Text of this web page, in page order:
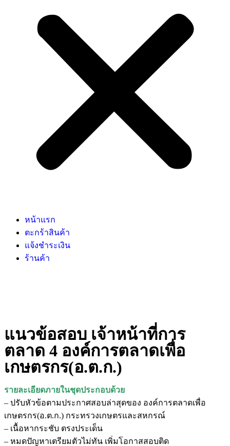
หน้าแรก
ตะกร้าสินค้า
แจ้งชำระเงิน
ร้านค้า
แนวข้อสอบ เจ้าหน้าที่การ
ตลาด 4 องค์การตลาดเพื่อ
เกษตรกร(อ.ต.ก.)
รายละเอียดภายในชุดประกอบด้วย
– ปรับหัวข้อตามประกาศสอบล่าสุดของ องค์การตลาดเพื่อ
เกษตรกร(อ.ต.ก.) กระทรวงเกษตรและสหกรณ์
– เนื้อหากระชับ ตรงประเด็น
– หมดปัญหาเตรียมตัวไม่ทัน เพิ่มโอกาสสอบติด